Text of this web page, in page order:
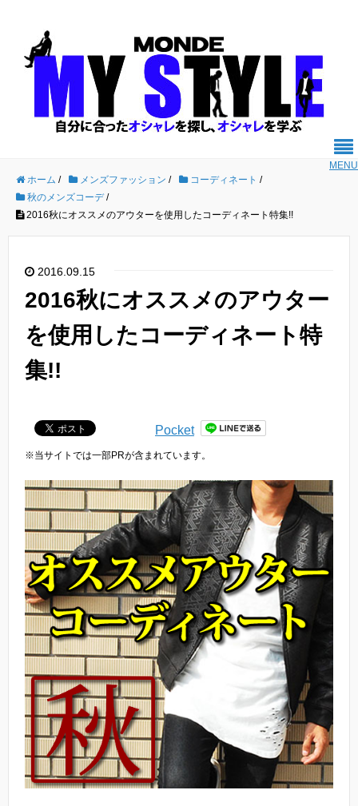
MENU
ホーム / メンズファッション / コーディネート /
秋のメンズコーデ/
2016秋にオススメのアウターを使用したコーディネート特集!!
2016.09.15
2016秋にオススメのアウター
を使用したコーディネート特
集!!
Pocket
※当サイトでは一部PRが含まれています。